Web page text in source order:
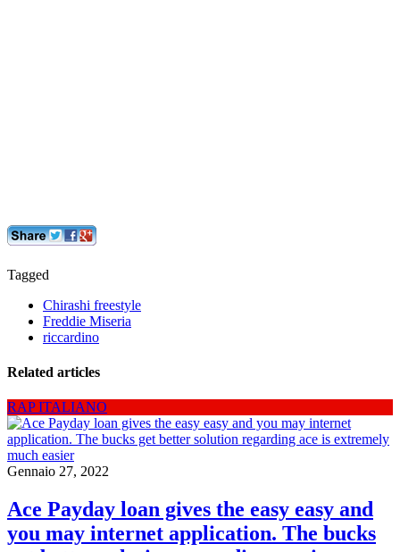
Tagged
Chirashi freestyle
Freddie Miseria
riccardino
Related articles
RAP ITALIANO
Gennaio 27, 2022
Ace Payday loan gives the easy easy and
you may internet application. The bucks